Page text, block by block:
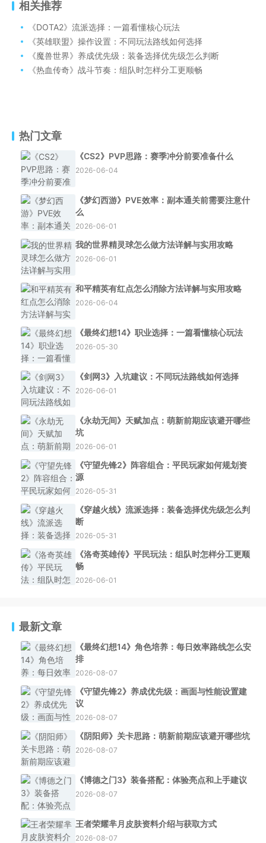
相关推荐
《DOTA2》流派选择：一篇看懂核心玩法
《英雄联盟》操作设置：不同玩法路线如何选择
《魔兽世界》养成优先级：装备选择优先级怎么判断
《热血传奇》战斗节奏：组队时怎样分工更顺畅
热门文章
《CS2》PVP思路：赛季冲分前要准备什么
2026-06-04
《梦幻西游》PVE效率：副本通关前需要注意什
么
2026-06-01
我的世界精灵球怎么做方法详解与实用攻略
2026-06-01
和平精英有红点怎么消除方法详解与实用攻略
2026-06-04
《最终幻想14》职业选择：一篇看懂核心玩法
2026-05-30
《剑网3》入坑建议：不同玩法路线如何选择
2026-06-01
《永劫无间》天赋加点：萌新前期应该避开哪些
坑
2026-06-01
《守望先锋2》阵容组合：平民玩家如何规划资
源
2026-05-31
《穿越火线》流派选择：装备选择优先级怎么判
断
2026-05-31
《洛奇英雄传》平民玩法：组队时怎样分工更顺
畅
2026-06-01
最新文章
《最终幻想14》角色培养：每日效率路线怎么安
排
2026-08-07
《守望先锋2》养成优先级：画面与性能设置建
议
2026-08-07
《阴阳师》关卡思路：萌新前期应该避开哪些坑
2026-08-07
《博德之门3》装备搭配：体验亮点和上手建议
2026-08-07
王者荣耀芈月皮肤资料介绍与获取方式
2026-08-07